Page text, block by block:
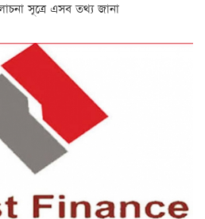
সূত্রে এসব তথ্য জানা